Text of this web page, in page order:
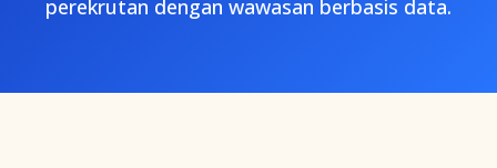
perekrutan dengan wawasan berbasis data.